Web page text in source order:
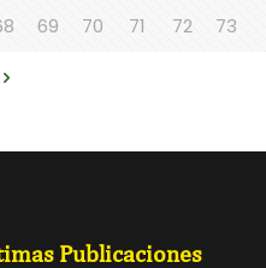
69 70 71 72 73
Publicaciones